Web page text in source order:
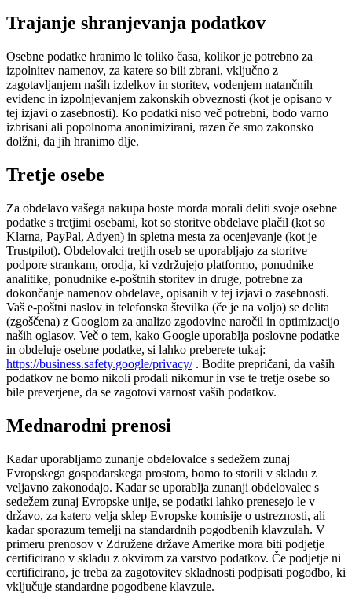
Trajanje shranjevanja podatkov
Osebne podatke hranimo le toliko časa, kolikor je potrebno za
izpolnitev namenov, za katere so bili zbrani, vključno z
zagotavljanjem naših izdelkov in storitev, vodenjem natančnih
evidenc in izpolnjevanjem zakonskih obveznosti (kot je opisano v
tej izjavi o zasebnosti). Ko podatki niso več potrebni, bodo varno
izbrisani ali popolnoma anonimizirani, razen če smo zakonsko
dolžni, da jih hranimo dlje.
Tretje osebe
Za obdelavo vašega nakupa boste morda morali deliti svoje osebne
podatke s tretjimi osebami, kot so storitve obdelave plačil (kot so
Klarna, PayPal, Adyen) in spletna mesta za ocenjevanje (kot je
Trustpilot). Obdelovalci tretjih oseb se uporabljajo za storitve
podpore strankam, orodja, ki vzdržujejo platformo, ponudnike
analitike, ponudnike e-poštnih storitev in druge, potrebne za
dokončanje namenov obdelave, opisanih v tej izjavi o zasebnosti.
Vaš e-poštni naslov in telefonska številka (če je na voljo) se delita
(zgoščena) z Googlom za analizo zgodovine naročil in optimizacijo
naših oglasov. Več o tem, kako Google uporablja poslovne podatke
in obdeluje osebne podatke, si lahko preberete tukaj:
https://business.safety.google/privacy/. Bodite prepričani, da vaših
podatkov ne bomo nikoli prodali nikomur in vse te tretje osebe so
bile preverjene, da se zagotovi varnost vaših podatkov.
Mednarodni prenosi
Kadar uporabljamo zunanje obdelovalce s sedežem zunaj
Evropskega gospodarskega prostora, bomo to storili v skladu z
veljavno zakonodajo. Kadar se uporablja zunanji obdelovalec s
sedežem zunaj Evropske unije, se podatki lahko prenesejo le v
državo, za katero velja sklep Evropske komisije o ustreznosti, ali
kadar sporazum temelji na standardnih pogodbenih klavzulah. V
primeru prenosov v Združene države Amerike mora biti podjetje
certificirano v skladu z okvirom za varstvo podatkov. Če podjetje ni
certificirano, je treba za zagotovitev skladnosti podpisati pogodbo, ki
vključuje standardne pogodbene klavzule.